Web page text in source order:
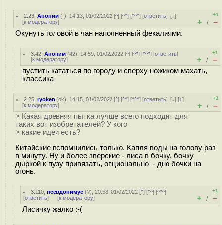
2.23 ,Аноним (-), 14:13, 01/02/2022 [^] [^^] [^^^] [ответить][↓]
[к модератору]
+1
+ / –
Окунуть головой в чан наполненный фекалиями.
3.42 ,Аноним (42), 14:59, 01/02/2022 [^] [^^] [^^^] [ответить]
[к модератору]
+1
+ / –
пустить кататься по городу и сверху ножиком махать,
классика
2.25 ,ryoken (ok), 14:15, 01/02/2022 [^] [^^] [^^^] [ответить][↓] [↑]
[к модератору]
+1
+ / –
> Какая древняя пытка лучше всего подходит для
таких вот изобретателей? У кого
> какие идеи есть?
Китайские вспомнились только. Капля воды на голову раз
в минуту. Ну и более зверские - лиса в бочку, бочку
дыркой к пузу привязать, опционально - дно бочки на
огонь.
3.110 ,псевдонимус (?), 20:58, 01/02/2022 [^] [^^] [^^^]
[ответить] [к модератору]
+1
+ / –
Лисичку жалко :-(